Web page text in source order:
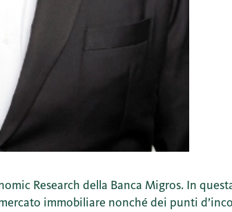
Research della Banca Migros. In
immobiliare nonché dei punti